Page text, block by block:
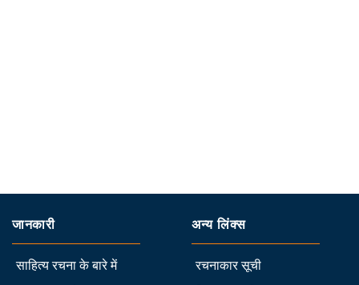
जानकारी
साहित्य रचना के बारे में
अन्य लिंक्स
रचनाकार सूची